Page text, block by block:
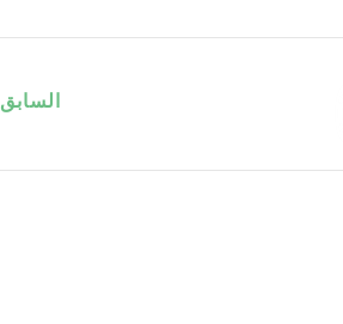
السابق